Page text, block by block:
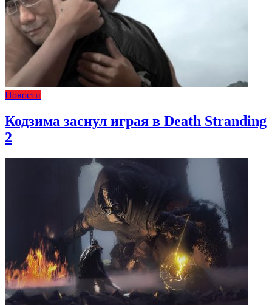
Новости
Кодзима заснул играя в Death Stranding
2